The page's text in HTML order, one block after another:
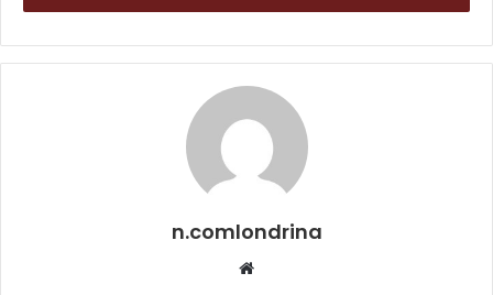
No site do MasterPlan Londrina 2040 também é possível
descrição de todas as etapas, inclusive as que já foram
concluídas. Dessa forma, o MasterPlan reforça a
transparência e estimula a interatividade com os
n.comlondrina
Website